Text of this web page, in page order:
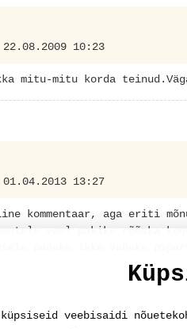
10:23
mitu-mitu korda
13:27
kommentaar, aga eriti
veel pakike rõõska
küpsiseid veebisaidi